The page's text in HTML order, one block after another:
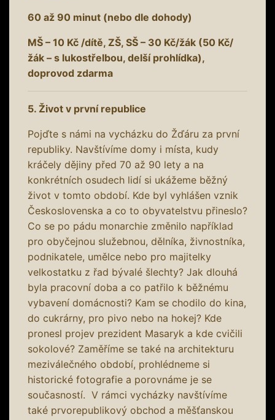
60 až 90 minut (nebo dle dohody)
MŠ – 10 Kč /dítě, ZŠ, SŠ – 30 Kč/žák (50 Kč/
žák – s lukostřelbou, delší prohlídka),
doprovod zdarma
5. Život v první republice
Pojďte s námi na vycházku do Žďáru za první
republiky. Navštívíme domy i místa, kudy
kráčely dějiny před 70 až 90 lety a na
konkrétních osudech lidí si ukážeme běžný
život v tomto období. Kde byl vyhlášen vznik
Československa a co to obyvatelstvu přineslo?
Co se po pádu monarchie změnilo například
pro obyčejnou služebnou, dělníka, živnostníka,
podnikatele, umělce nebo pro majitelky
velkostatku z řad bývalé šlechty? Jak dlouhá
byla pracovní doba a co patřilo k běžnému
vybavení domácnosti? Kam se chodilo do kina,
do cukrárny, pro pivo nebo na hokej? Kde
pronesl projev prezident Masaryk a kde cvičili
sokolové? Zaměříme se také na architekturu
meziválečného období, prohlédneme si
historické fotografie a porovnáme je se
současností. V rámci vycházky navštívíme
také prvorepublikový obchod a měšťanskou